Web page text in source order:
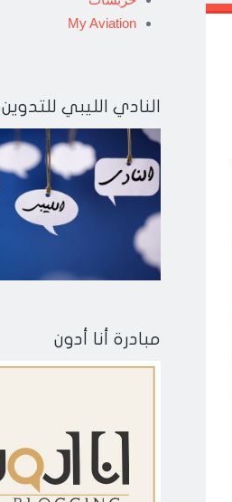
My Aviation
النادي الليبي للتدوين
مبادرة أنا أدون